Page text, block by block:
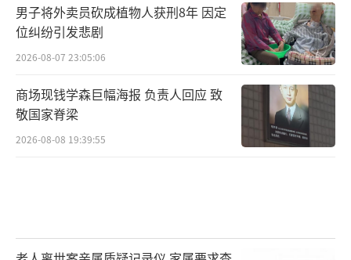
男子将外卖员砍成植物人获刑8年 因定
位纠纷引发悲剧
2026-08-07 23:05:06
商场现钱学森巨幅海报 负责人回应 致
敬国家脊梁
2026-08-08 19:39:55